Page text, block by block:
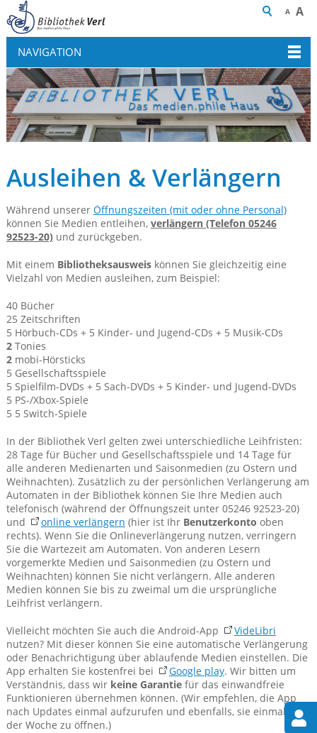
A A
NAVIGATION
Ausleihen & Verlängern
Während unserer Öffnungszeiten (mit oder ohne Personal)
können Sie Medien entleihen, verlängern (Telefon 05246
92523-20) und zurückgeben.
Mit einem Bibliotheksausweiskönnen Sie gleichzeitig eine
Vielzahl von Medien ausleihen, zum Beispiel:
40 Bücher
25 Zeitschriften
5 Hörbuch-CDs + 5 Kinder- und Jugend-CDs + 5 Musik-CDs
2Tonies
2mobi-Hörsticks
5 Gesellschaftsspiele
5 Spielfilm-DVDs + 5 Sach-DVDs + 5 Kinder- und Jugend-DVDs
5 PS-/Xbox-Spiele
5 5 Switch-Spiele
In der Bibliothek Verl gelten zwei unterschiedliche Leihfristen:
28 Tage für Bücher und Gesellschaftsspiele und 14 Tage für
alle anderen Medienarten und Saisonmedien (zu Ostern und
Weihnachten). Zusätzlich zu der persönlichen Verlängerung am
Automaten in der Bibliothek können Sie Ihre Medien auch
telefonisch (während der Öffnungszeit unter 05246 92523-20)
und
online verlängern (hier ist Ihr Benutzerkonto oben
rechts). Wenn Sie die Onlineverlängerung nutzen, verringern
Sie die Wartezeit am Automaten. Von anderen Lesern
vorgemerkte Medien und Saisonmedien (zu Ostern und
Weihnachten) können Sie nicht verlängern. Alle anderen
Medien können Sie bis zu zweimal um die ursprüngliche
Leihfrist verlängern.
Vielleicht möchten Sie auch die Android-App
VideLibri
nutzen? Mit dieser können Sie eine automatische Verlängerung
oder Benachrichtigung über ablaufende Medien einstellen. Die
App erhalten Sie kostenfrei bei
Google play. Wir bitten um
Verständnis, dass wir keine Garantiefür das einwandfreie
Funktionieren übernehmen können. (Wir empfehlen, die App
nach Updates einmal aufzurufen und ebenfalls, sie einmal in
der Woche zu öffnen.)